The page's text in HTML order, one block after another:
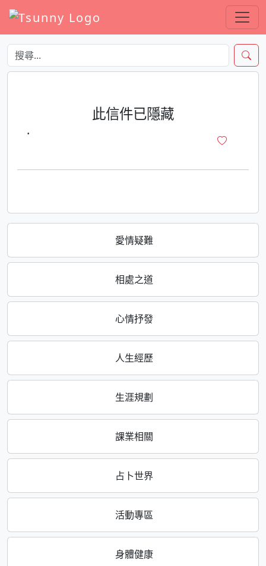
愛情疑難
相處之道
心情抒發
人生經歷
生涯規劃
課業相關
占卜世界
活動專區
身體健康
此信件已隱藏
·